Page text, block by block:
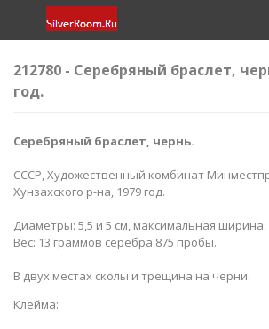
212780 - Серебряный браслет​,
год.
Серебряный браслет​, чернь.
СССР, Художественный комбинат
Хунзахского р-на, 1979 год.
Диаметры: 5,5 и 5 см, максимальная ширина:
Вес: 13 граммов серебра 875 пробы.
В двух местах сколы и трещина на черни.
Клейма: